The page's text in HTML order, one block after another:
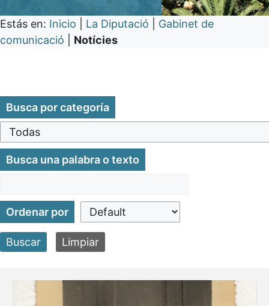
Estás en: Inicio La Diputació
Gabinet de
comunicació
Notícies
Busca por categoría
Busca una palabra o texto
Ordenar por
Buscar Limpiar